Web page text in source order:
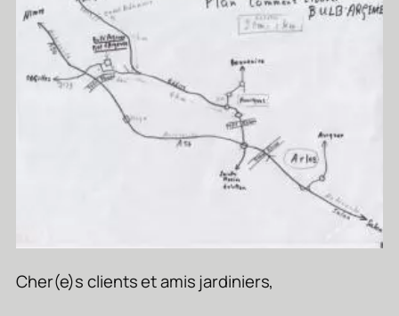
Cher(e)s clients et amis jardiniers,